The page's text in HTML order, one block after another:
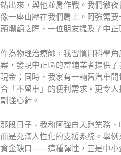
站出來，與他並肩作戰。我們徹
像一座山壓在我們肩上。阿強需
頭爛額之際，一位朋友提及了中
作為物理治療師，我習慣用科學
案，發現中正區的當鋪業者提供
現金；同時，我家有一輛舊汽車閒
合「不留車」的便利需求。更令
劑強心針。
那段日子，我和阿強白天跑業務
而是充滿人性化的支援系統。舉
資金缺口——這種彈性，正是中小